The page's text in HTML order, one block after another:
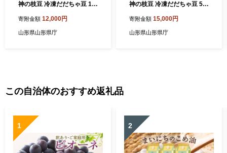
神の枝豆 冷凍だだちゃ豆 1袋
寄附金額 12,000円
山形県山形県庁
神の枝豆 冷凍だだちゃ豆 5袋
寄附金額 15,000円
山形県山形県庁
この自治体のおすすめ返礼品
1 2